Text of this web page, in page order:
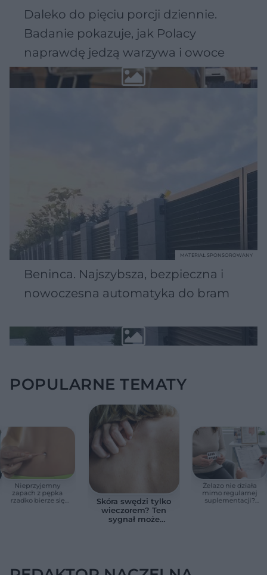
Daleko do pięciu porcji dziennie.
Badanie pokazuje, jak Polacy
naprawdę jedzą warzywa i owoce
Beninca. Najszybsza, bezpieczna i
nowoczesna automatyka do bram
MATERIAŁ SPONSOROWANY
POPULARNE TEMATY
Nieprzyjemny
zapach z pępka
rzadko bierze się
Skóra swędzi tylko
wieczorem? Ten
sygnał może
Żelazo nie działa
mimo regularnej
suplementacji?